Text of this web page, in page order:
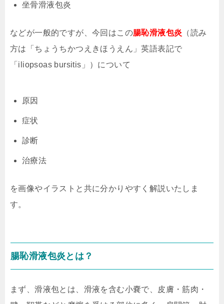
坐骨滑液包炎
などが一般的ですが、今回はこの腸恥滑液包炎 （読み
方は「ちょうちかつえきほうえん」英語表記で
「iliopsoas bursitis」）について
原因
症状
診断
治療法
を画像やイラストと共に分かりやすく解説いたしま
す。
腸恥滑液包炎とは？
まず、滑液包とは、滑液を含む小嚢で、皮膚・筋肉・